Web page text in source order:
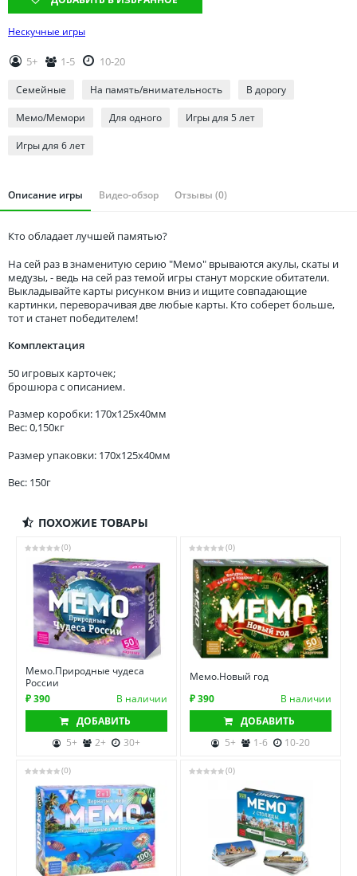
Томская область
Тюменская область
Нескучные игры
5+ 1-5 10-20
Семейные На память/внимательность В дорогу
Мемо/Мемори Для одного Игры для 5 лет
Игры для 6 лет
Описание игры Видео-обзор Отзывы (0)
Кто обладает лучшей памятью?
На сей раз в знаменитую серию "Мемо" врываются акулы, скаты и
медузы, - ведь на сей раз темой игры станут морские обитатели.
Выкладывайте карты рисунком вниз и ищите совпадающие
картинки, переворачивая две любые карты. Кто соберет больше,
тот и станет победителем!
Комплектация
50 игровых карточек;
брошюра с описанием.
Размер коробки: 170x125x40мм
Вес: 0,150кг
Размер упаковки: 170x125x40мм
Вес: 150г
ПОХОЖИЕ ТОВАРЫ
(0)
Мемо.Природные чудеса
России
₽ 390
В наличии
ДОБАВИТЬ
5+
2+ 30+
(0)
Мемо.Новый год
₽ 390
В наличии
ДОБАВИТЬ
5+
1-6 10-20
(0) (0)